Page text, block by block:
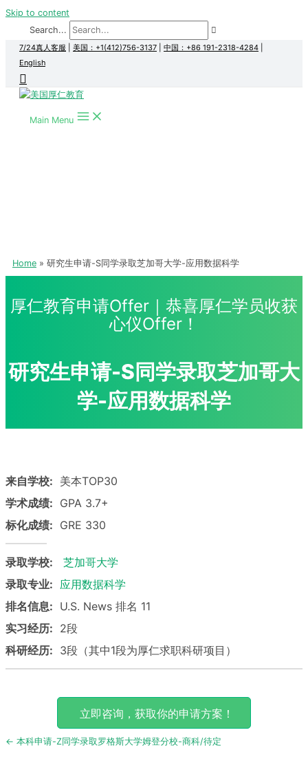
Skip to content
Search...
7/24真人客服 美国：+1(412)756-3137 中国：+86 191-2318-4284
English
Main Menu
Home 研究生申请-S同学录取芝加哥大学-应用数据科学
厚仁教育申请Offer｜恭喜厚仁学员收获
心仪Offer！
研究生申请-S同学录取芝加哥大
学-应用数据科学
来自学校: 美本TOP30
学术成绩: GPA 3.7+
标化成绩: GRE 330
录取学校:
芝加哥大学
录取专业: 应用数据科学
排名信息: U.S. News 排名 11
实习经历: 2段
科研经历: 3段（其中1段为厚仁求职科研项目）
立即咨询，获取你的申请方案！
Post
← 本科申请-Z同学录取罗格斯大学姆登分校-商科/待定